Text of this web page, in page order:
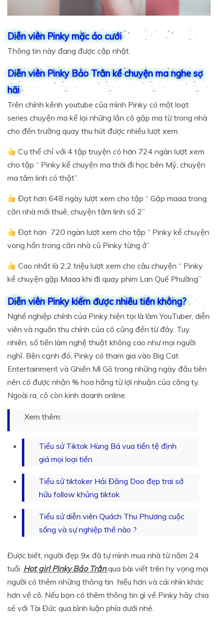
Diễn viên Pinky mặc áo cưới
Thông tin này đang được cập nhật.
Diễn viên Pinky Bảo Trân kể chuyện ma nghe sợ
hãi
Trên chính kênh youtube của mình Pinky có một loạt
series chuyện ma kể lại những lần cô gặp ma từ trong nhà
cho đến trường quay thu hút được nhiều lượt xem.
Cụ thể chỉ với 4 tập truyện có hơn 724 ngàn lượt xem
cho tập “ Pinky kể chuyện ma thời đi học bên Mỹ, chuyện
ma tâm linh có thật”.
Đạt hơn 648 ngày lượt xem cho tập “ Gặp maaa trong
căn nhà mới thuê, chuyện tâm linh số 2”
Đạt hơn 720 ngàn lượt xem cho tập “ Pinky kể chuyện
vong hồn trong căn nhà cũ Pinky từng ở”
Cao nhất là 2,2 triệu lượt xem cho câu chuyện “ Pinky
kể chuyện gặp Maaa khi đi quay phim Lan Quế Phường”
Diễn viên Pinky kiếm được nhiều tiền không?
Nghề nghiệp chính của Pinky hiện tại là làm YouTuber, diễn
viên và nguồn thu chính của cô cũng đến từ đây. Tuy
nhiên, số tiền làm nghệ thuật không cao như mọi người
nghĩ. Bên cạnh đó, Pinky có tham gia vào Big Cat
Entertainment và Ghiền Mì Gõ trong những ngày đầu tiên
nên có được nhận % hoa hồng từ lợi nhuận của công ty.
Ngoài ra, cô còn kinh doanh online.
Xem thêm:
Tiểu sử Tiktok Hùng Bá vua tiền tệ định
giá mọi loại tiền
Tiểu sử tiktoker Hải Đăng Doo đẹp trai sở
hữu follow khủng tiktok
Tiểu sử diễn viên Quách Thu Phương cuộc
sống và sự nghiệp thế nào ?
Được biết, người đẹp 9x đã tự mình mua nhà từ năm 24
tuổi. Hot girl Pinky Bảo Trânqua bài viết trên hy vọng mọi
người có thêm những thông tin hiểu hơn và cái nhìn khác
hơn về cô. Nếu bạn có thêm thông tin gì về Pinky hãy chia
sẻ với Tài Đức qua bình luận phía dưới nhé.